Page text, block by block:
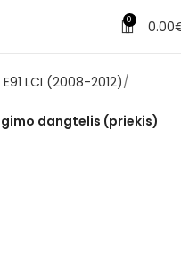
0 0.00
E91 LCI (2008-2012)
dangtelis (priekis)